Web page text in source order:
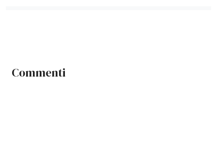
Commenti